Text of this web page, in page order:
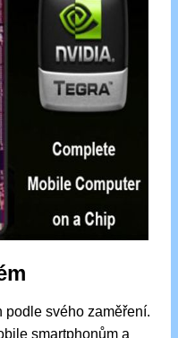
podle svého zaměření.
smartphonům a